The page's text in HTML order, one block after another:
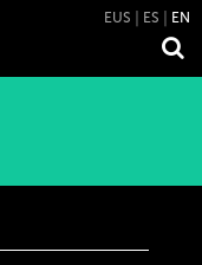
EUS ES EN